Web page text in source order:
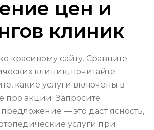
цен и
клиник
красивому сайту. Сравните
клиник, почитайте
какие услуги включены в
про акции. Запросите
— это даст ясность,
услуги при